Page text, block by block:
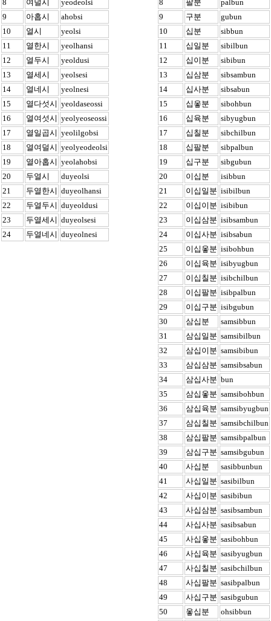
8 여덜시
yeodeolsi
9
아홉시
ahobsi
10
열시
yeolsi
11
열한시
yeolhansi
12
열두시
yeoldusi
13
열세시
yeolsesi
14
열네시
yeolnesi
15
열다섯시 yeoldaseossi
16
열여섯시 yeolyeoseossi
17
열일곱시 yeolilgobsi
18
열여덜시 yeolyeodeolsi
19
열아홉시 yeolahobsi
20
두열시
duyeolsi
21
두열한시 duyeolhansi
22
두열두시 duyeoldusi
23
두열세시 duyeolsesi
24
두열네시 duyeolnesi
8 팔분
palbun
9
구분
gubun
10
십분
sibbun
11
십일분
sibilbun
12
십이분
sibibun
13
십삼분
sibsambun
14
십사분
sibsabun
15
십옿분
sibohbun
16
십육분
sibyugbun
17
십칠분
sibchilbun
18
십팔분
sibpalbun
19
십구분
sibgubun
20
이십분
isibbun
21
이십일분 isibilbun
22
이십이분 isibibun
23
이십삼분 isibsambun
24
이십사분 isibsabun
25
이십옿분 isibohbun
26
이십육분 isibyugbun
27
이십칠분 isibchilbun
28
이십팔분 isibpalbun
29
이십구분 isibgubun
30
삼십분
samsibbun
31
삼십일분 samsibilbun
32
삼십이분 samsibibun
33
삼십삼분 samsibsabun
34
삼십사분 bun
35
삼십옿분 samsibohbun
36
삼십육분 samsibyugbun
37
삼십칠분 samsibchilbun
38
삼십팔분 samsibpalbun
39
삼십구분 samsibgubun
40
사십분
sasibbunbun
41
사십일분 sasibilbun
42
사십이분 sasibibun
43
사십삼분 sasibsambun
44
사십사분 sasibsabun
45
사십옿분 sasibohbun
46
사십육분 sasibyugbun
47
사십칠분 sasibchilbun
48
사십팔분 sasibpalbun
49
사십구분 sasibgubun
50
옿십분
ohsibbun